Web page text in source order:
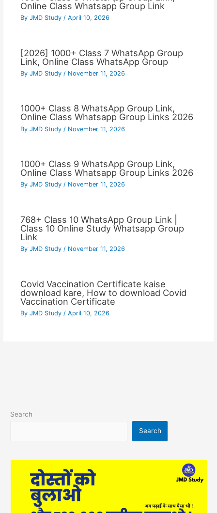
Online Class Whatsapp Group Link
By JMD Study / April 10, 2026
[2026] 1000+ Class 7 WhatsApp Group
Link, Online Class WhatsApp Group
By JMD Study / November 11, 2026
1000+ Class 8 WhatsApp Group Link,
Online Class Whatsapp Group Links 2026
By JMD Study / November 11, 2026
1000+ Class 9 WhatsApp Group Link,
Online Class Whatsapp Group Links 2026
By JMD Study / November 11, 2026
768+ Class 10 WhatsApp Group Link |
Class 10 Online Study Whatsapp Group
Link
By JMD Study / November 11, 2026
Covid Vaccination Certificate kaise
download kare, How to download Covid
Vaccination Certificate
By JMD Study / April 10, 2026
Search
Search